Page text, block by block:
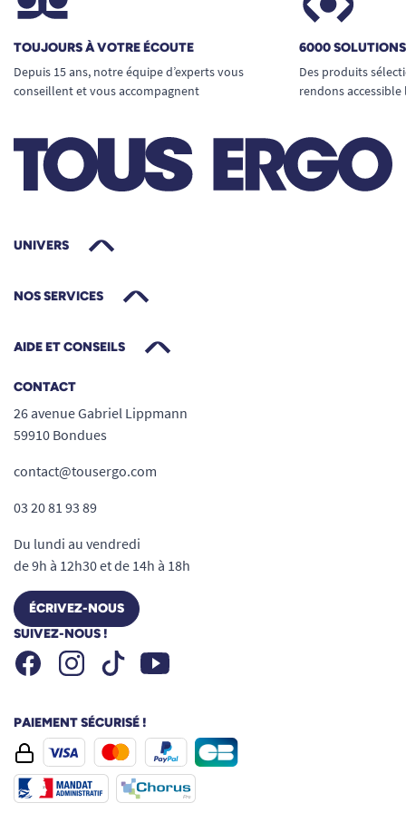
Une capacité de charge élevée jusqu'à 272
kg
Une assise large et confortable de 67 cm
Une structure renforcée durable
Une solution adaptée aux particuliers et
établissements
Il permet à l’utilisateur de préserver son
pensé pour sa morphologie.
TOUJOURS À VOTRE ÉCOUTE
Depuis 15 ans, notre équipe d’experts vous
conseillent et vous accompagnent
6000
Des produits
rendons
UNIVERS
NOS SERVICES
AIDE ET CONSEILS
CONTACT
26 avenue Gabriel Lippmann
59910 Bondues
contact@tousergo.com
03 20 81 93 89
Du lundi au vendredi
de 9h à 12h30 et de 14h à 18h
ÉCRIVEZ-NOUS
SUIVEZ-NOUS !
FacebookInstagramTiktok Youtube
PAIEMENT SÉCURISÉ !